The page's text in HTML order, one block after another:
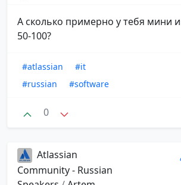
А сколько примерно у тебя мини
50-100?
#atlassian
#it
#russian
#software
0
Atlassian
Community - Russian